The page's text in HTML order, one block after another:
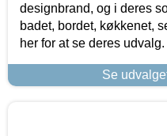
designbrand, og i deres
badet, bordet, køkkenet,
her for at se deres udvalg.
Se